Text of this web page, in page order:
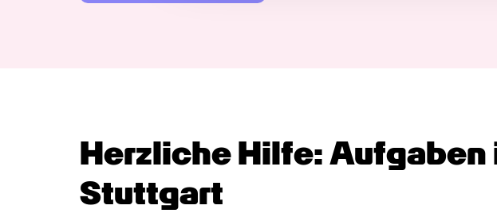
Herzliche Hilfe:
Stuttgart